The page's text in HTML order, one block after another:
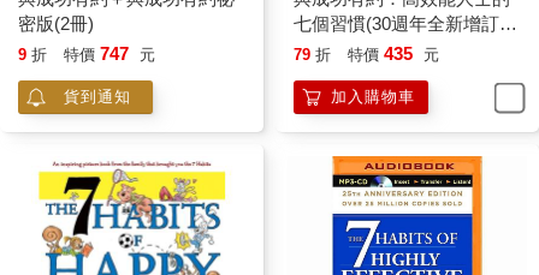
密版(2冊)
9 折 特價 747 元
貨到通知
七個習慣(30週年全新增訂
版)
79 折 特價 435 元
加入購物車